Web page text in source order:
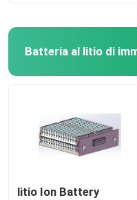
litio Ion Battery